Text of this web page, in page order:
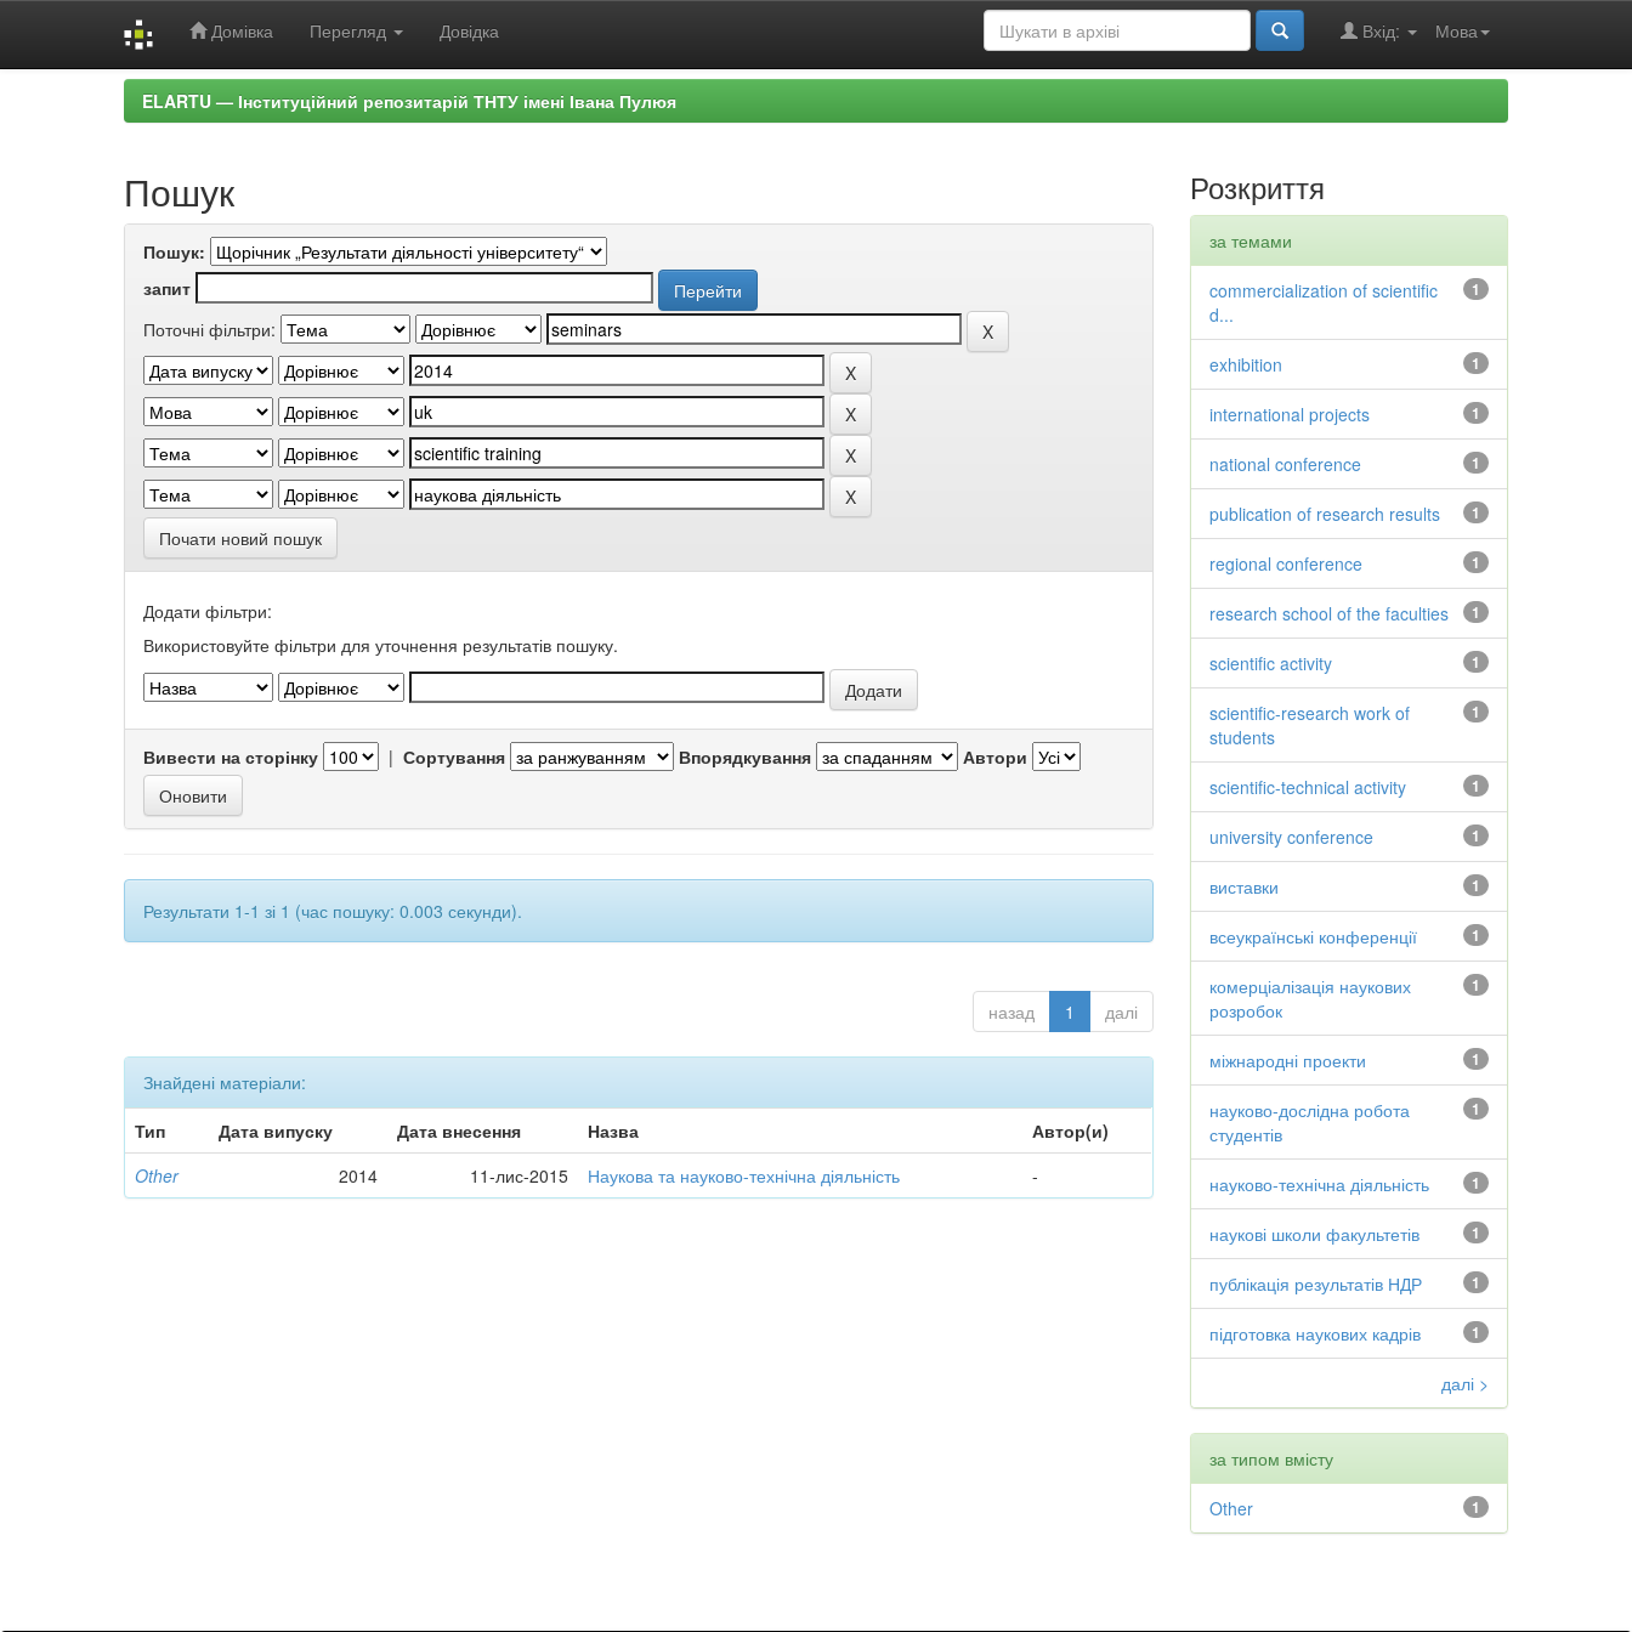
Домівка Перегляд Довідка Мова
Вхід:
ELARTU — Інституційний репозитарій ТНТУ імені Івана Пулюя
Пошук
Пошук:
запит
Поточні фільтри:
Почати новий пошук
Додати фільтри:
Використовуйте фільтри для уточнення результатів пошуку.
Вивести на сторінку | Сортування Впорядкування Автори
Результати 1-1 зі 1 (час пошуку: 0.003 секунди).
назад 1 далі
Знайдені матеріали:
Тип
Дата випуску Дата внесення Назва
Автор(и)
Other
2014 11-лис-2015 Наукова та науково-технічна діяльність -
Розкриття
за темами
1
commercialization of scientific
d...
1
exhibition
1
international projects
1
national conference
1
publication of research results
1
regional conference
1
research school of the faculties
1
scientific activity
1
scientific-research work of
students
1
scientific-technical activity
1
university conference
1
виставки
1
всеукраїнські конференції
1
комерціалізація наукових
розробок
1
міжнародні проекти
1
науково-дослідна робота
студентів
1
науково-технічна діяльність
1
наукові школи факультетів
1
публікація результатів НДР
1
підготовка наукових кадрів
далі >
за типом вмісту
1
Other